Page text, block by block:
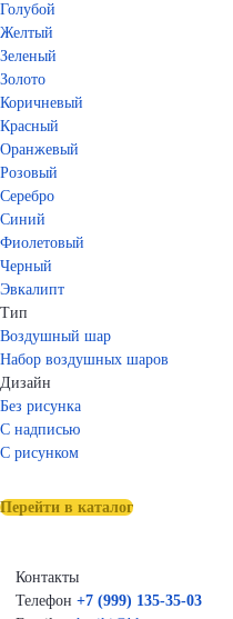
Голубой
Желтый
Зеленый
Золото
Коричневый
Красный
Оранжевый
Розовый
Серебро
Синий
Фиолетовый
Черный
Эвкалипт
Тип
Воздушный шар
Набор воздушных шаров
Дизайн
Без рисунка
С надписью
С рисунком
Перейти в каталог
Контакты
Телефон +7 (999) 135-35-03